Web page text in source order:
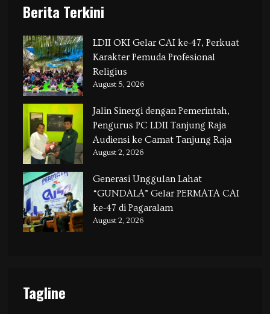
Berita Terkini
LDII OKI Gelar CAI ke-47, Perkuat
Karakter Pemuda Profesional
Religius
August 5, 2026
Jalin Sinergi dengan Pemerintah,
Pengurus PC LDII Tanjung Raja
Audiensi ke Camat Tanjung Raja
August 2, 2026
Generasi Unggulan Lahat
“GUNDALA” Gelar PERMATA CAI
ke-47 di Pagaralam
August 2, 2026
Tagline